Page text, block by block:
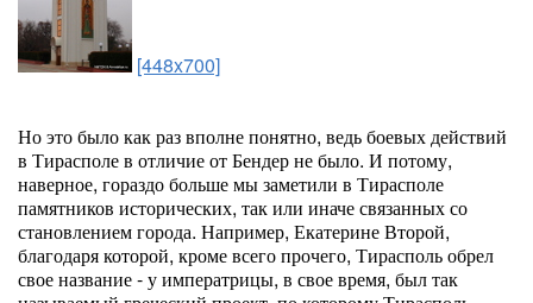
[448x700]
Но это было как раз вполне понятно, ведь боевых действий
в Тирасполе в отличие от Бендер не было. И потому,
наверное, гораздо больше мы заметили в Тирасполе
памятников исторических, так или иначе связанных со
становлением города. Например, Екатерине Второй,
благодаря которой, кроме всего прочего, Тирасполь обрел
свое название - у императрицы, в свое время, был так